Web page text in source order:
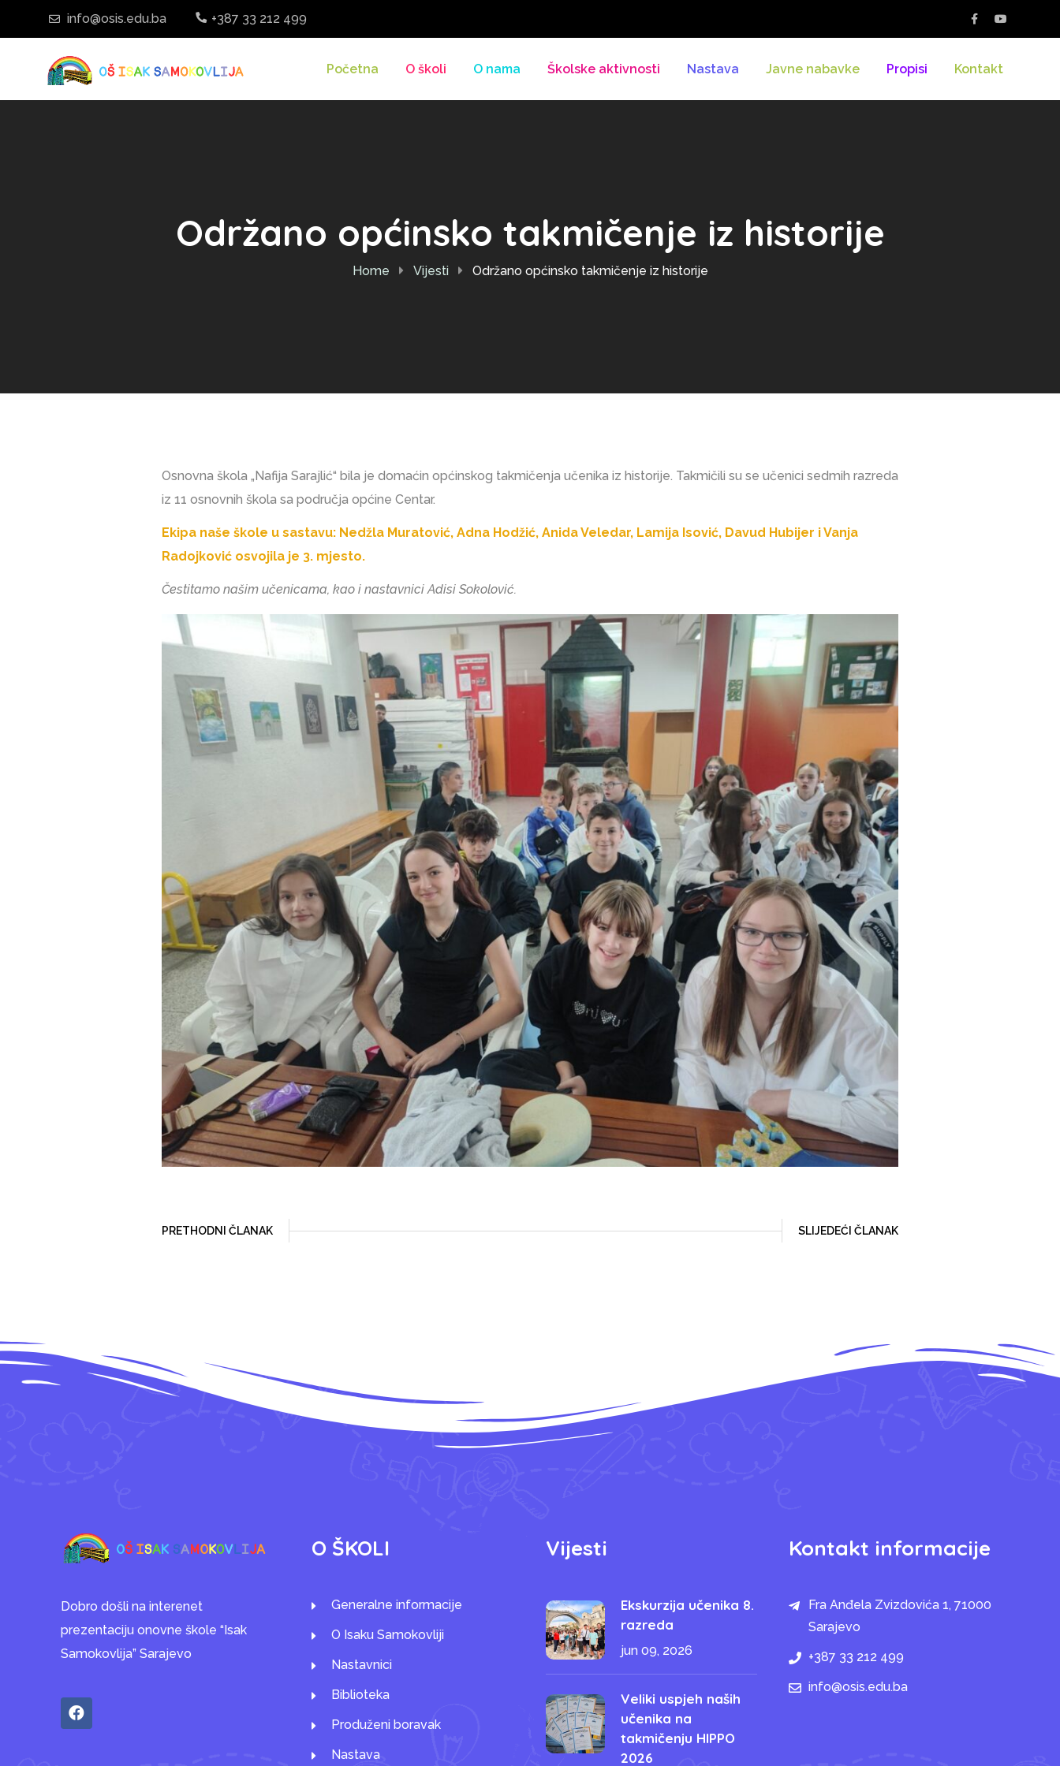
info@osis.edu.ba +387 33 212 499
Početna O školi O nama Školske aktivnosti Nastava Javne nabavke Propisi Kontakt
Održano općinsko takmičenje iz historije
Home Vijesti Održano općinsko takmičenje iz historije
Osnovna škola „Nafija Sarajlić“ bila je domaćin općinskog takmičenja učenika iz historije. Takmičili su se učenici sedmih razreda
iz 11 osnovnih škola sa područja općine Centar.
Ekipa naše škole u sastavu: Nedžla Muratović, Adna Hodžić, Anida Veledar, Lamija Isović, Davud Hubijer i Vanja
Radojković osvojila je 3. mjesto.
Čestitamo našim učenicama, kao i nastavnici Adisi Sokolović.
PRETHODNI ČLANAK SLIJEDEĆI ČLANAK
Dobro došli na interenet
prezentaciju onovne škole “Isak
Samokovlija” Sarajevo
O ŠKOLI
Generalne informacije
O Isaku Samokovliji
Nastavnici
Biblioteka
Produženi boravak
Nastava
Vijesti
Ekskurzija učenika 8.
razreda
jun 09, 2026
Veliki uspjeh naših
učenika na
takmičenju HIPPO
2026
Kontakt informacije
Fra Anđela Zvizdovića 1, 71000
Sarajevo
+387 33 212 499
info@osis.edu.ba